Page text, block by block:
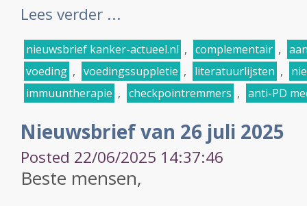
Lees verder ...
nieuwsbrief kanker-actueel.nl , complementair ,
voeding , voedingssuppletie , literatuurlijsten ,
immuuntherapie , checkpointremmers , anti-PD
Nieuwsbrief van 26 juli 2025
Posted 22/06/2025 14:37:46
Beste mensen,